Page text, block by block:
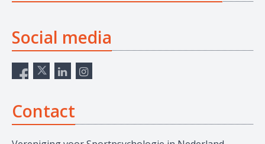
Social media
Contact